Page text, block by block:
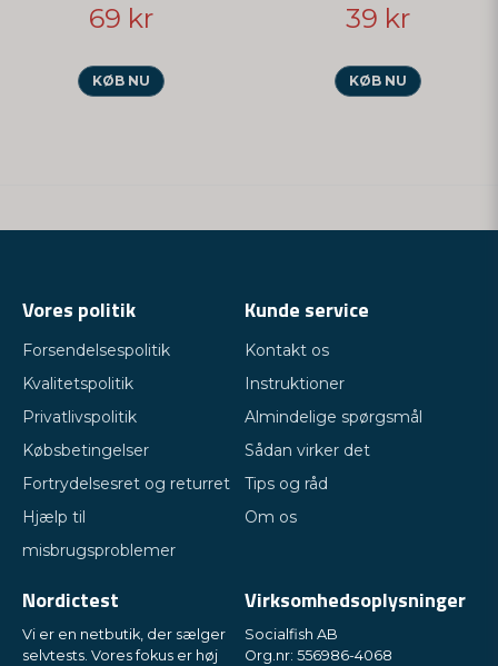
69 kr
KØB NU
39 kr
KØB NU
Vores politik
Forsendelsespolitik
Kvalitetspolitik
Privatlivspolitik
Købsbetingelser
Fortrydelsesret og returret
Hjælp til
misbrugsproblemer
Kunde service
Kontakt os
Instruktioner
Almindelige spørgsmål
Sådan virker det
Tips og råd
Om os
Nordictest
Vi er en netbutik, der sælger
selvtests. Vores fokus er høj
Virksomhedsoplysninger
Socialfish AB
Org.nr: 556986-4068